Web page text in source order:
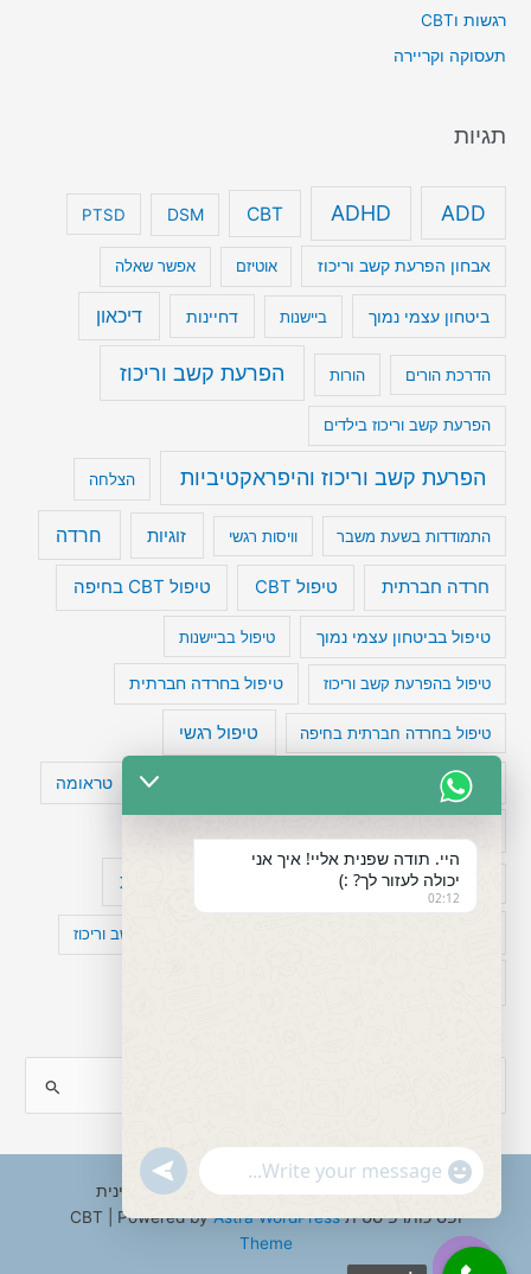
רגשות וCBT
תעסוקה וקריירה
תגיות
ADD
ADHD
CBT
DSM
PTSD
אבחון הפרעת קשב וריכוז אוטיזם אפשר שאלה
ביטחון עצמי נמוך ביישנות דחיינות דיכאון
הדרכת הורים הורות הפרעת קשב וריכוז
הפרעת קשב וריכוז בילדים
הפרעת קשב וריכוז והיפראקטיביות הצלחה
התמודדות בשעת משבר וויסות רגשי זוגיות חרדה
חרדה חברתית טיפול CBT טיפול CBT בחיפה
טיפול בביטחון עצמי נמוך טיפול בביישנות
טיפול בהפרעת קשב וריכוז טיפול בחרדה חברתית
טיפול בחרדה חברתית בחיפה טיפול רגשי
טיפול תרופתי להפרעת קשב טעויות חשיבה טראומה
מפורסמים עם הפרעת קשב עיצות
קומורבידיות להפרעת קשב וריכוז
a
c
Copyright © 2026 ענבל טננבאום - עו"ס קלינית
ופסיכותרפיסטית CBT | Powered byAstra WordPress
Theme
היי. תודה שפנית אליי! איך אני
יכולה לעזור לך? :)
02:12
"+chaty_settings.lang.emoji_picker+"
WhatsApp
undefined